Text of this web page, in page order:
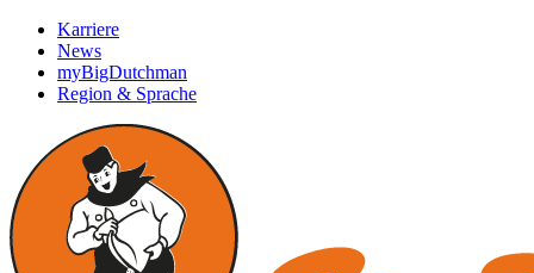
Karriere
News
myBigDutchman
Region & Sprache